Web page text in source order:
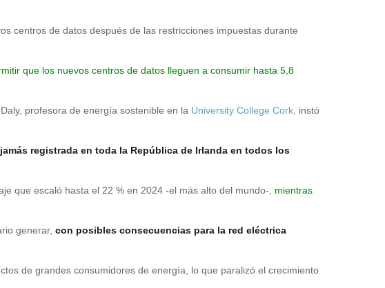
centros de datos después de las restricciones impuestas durante
que los nuevos centros de datos lleguen a consumir hasta 5,8
profesora de energía sostenible en la University College Cork, instó
registrada en toda la República de Irlanda en todos los
que escaló hasta el 22 % en 2024 -el más alto del mundo-, mientras
generar, con posibles consecuencias para la red eléctrica
de grandes consumidores de energía, lo que paralizó el crecimiento